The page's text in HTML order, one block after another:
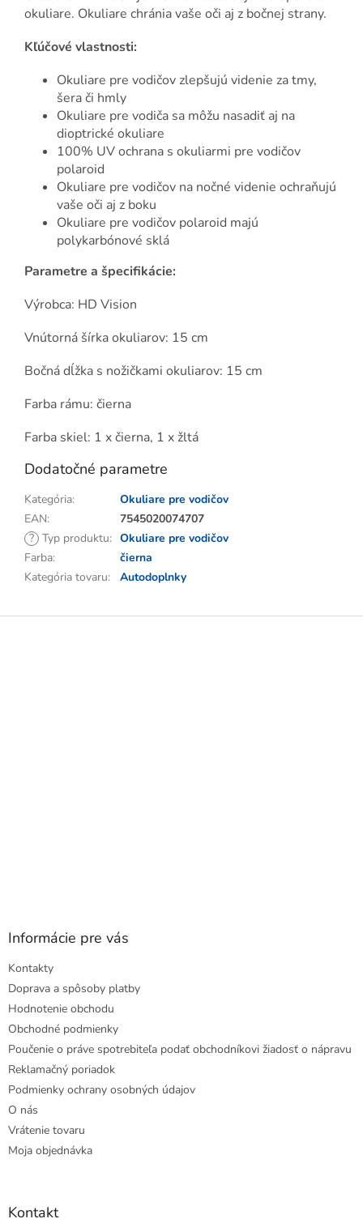
okuliare. Okuliare chránia vaše oči aj z bočnej strany.
Kľúčové vlastnosti:
Okuliare pre vodičov zlepšujú videnie za tmy,
šera či hmly
Okuliare pre vodiča sa môžu nasadiť aj na
dioptrické okuliare
100% UV ochrana s okuliarmi pre vodičov
polaroid
Okuliare pre vodičov na nočné videnie ochraňujú
vaše oči aj z boku
Okuliare pre vodičov polaroid majú
polykarbónové sklá
Parametre a špecifikácie:
Výrobca: HD Vision
Vnútorná šírka okuliarov: 15 cm
Bočná dĺžka s nožičkami okuliarov: 15 cm
Farba rámu: čierna
Farba skiel: 1 x čierna, 1 x žltá
Dodatočné parametre
Kategória:
Okuliare pre vodičov
EAN:
7545020074707
? Typ produktu: Okuliare pre vodičov
Farba:
čierna
Kategória tovaru: Autodoplnky
Z
Informácie pre vás
Kontakty
Doprava a spôsoby platby
Hodnotenie obchodu
Obchodné podmienky
Poučenie o práve spotrebiteľa podať obchodníkovi žiadosť o nápravu
Reklamačný poriadok
Podmienky ochrany osobných údajov
O nás
Vrátenie tovaru
Moja objednávka
Kontakt